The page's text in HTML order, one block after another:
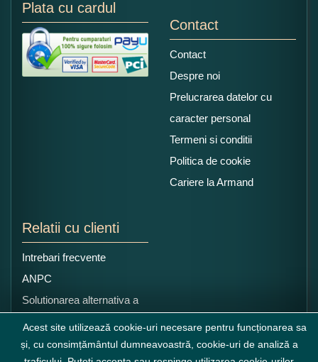
Plata cu cardul
Contact
Contact
Despre noi
Prelucrarea datelor cu
caracter personal
Termeni si conditii
Politica de cookie
Cariere la Armand
Relatii cu clienti
Intrebari frecvente
ANPC
Solutionarea alternativa a
litigiilor
Acest site utilizează cookie-uri necesare pentru funcționarea sa
și, cu consimțământul dumneavoastră, cookie-uri de analiză a